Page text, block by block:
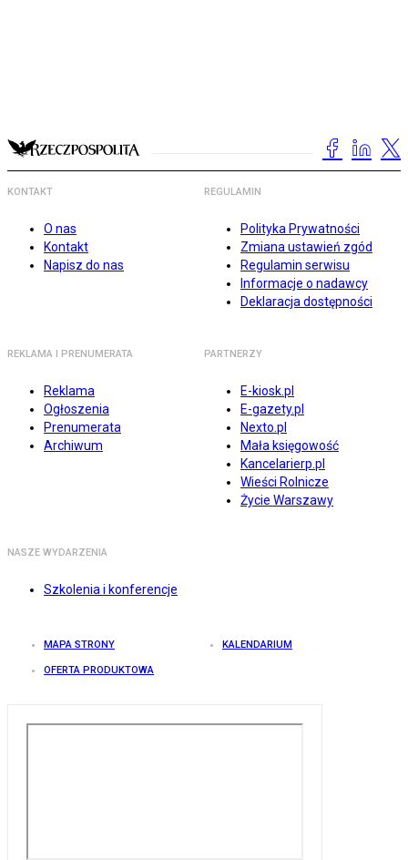
KONTAKT
O nas
Kontakt
Napisz do nas
REGULAMIN
Polityka Prywatności
Zmiana ustawień zgód
Regulamin serwisu
Informacje o nadawcy
Deklaracja dostępności
REKLAMA I PRENUMERATA
Reklama
Ogłoszenia
Prenumerata
Archiwum
PARTNERZY
E-kiosk.pl
E-gazety.pl
Nexto.pl
Mała księgowość
Kancelarierp.pl
Wieści Rolnicze
Życie Warszawy
NASZE WYDARZENIA
Szkolenia i konferencje
MAPA STRONY KALENDARIUM
OFERTA PRODUKTOWA